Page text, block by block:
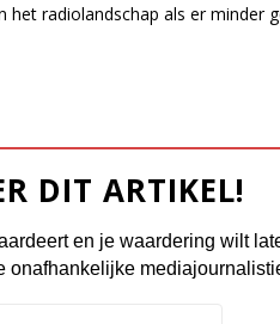
radiolandschap als er minder
DIT ARTIKEL!
en je waardering wilt
onafhankelijke